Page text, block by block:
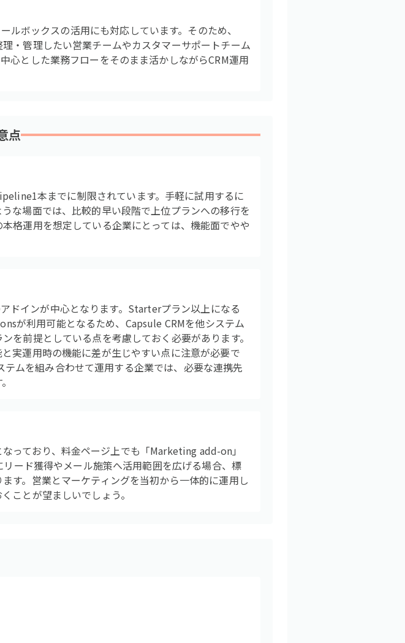
ボックスの活用にも対応しています。そのため、
・管理したい営業チームやカスタマーサポートチーム
心とした業務フローをそのまま活かしながらCRM運用
点
本までに制限されています。手軽に試用するに
な場面では、比較的早い段階で上位プランへの移行を
格運用を想定している企業にとっては、機能面でやや
インが中心となります。Starterプラン以上になる
が利用可能となるため、Capsule CRMを他システム
を前提としている点を考慮しておく必要があります。
実運用時の機能に差が生じやすい点に注意が必要で
ムを組み合わせて運用する企業では、必要な連携先
っており、料金ページ上でも「Marketing add-on」
ード獲得やメール施策へ活用範囲を広げる場合、標
す。営業とマーケティングを当初から一体的に運用し
ことが望ましいでしょう。